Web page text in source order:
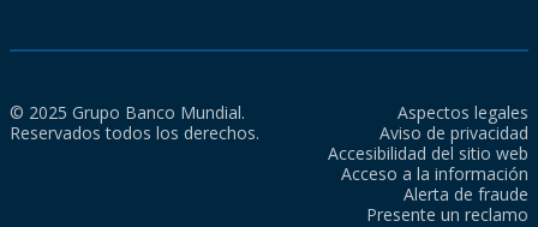
© 2025 Grupo Banco Mundial.
Reservados todos los derechos.
Aspectos legales
Aviso de privacidad
Accesibilidad del sitio web
Acceso a la información
Alerta de fraude
Presente un reclamo